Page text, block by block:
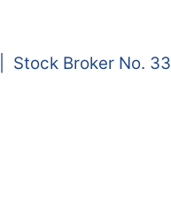
Stock Broker No. 33